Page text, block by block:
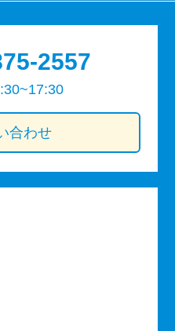
2557
合わせ